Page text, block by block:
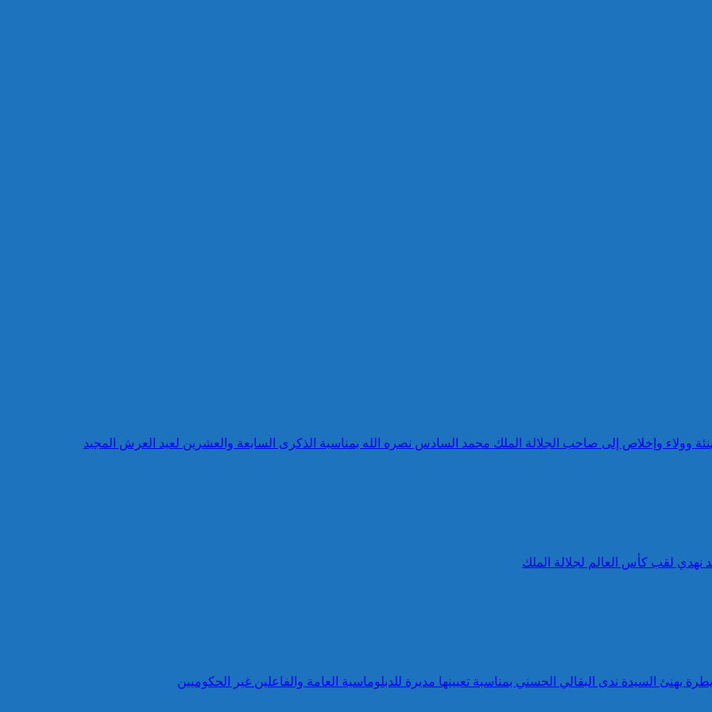
وولاء وإخلاص إلى صاحب الجلالة الملك محمد السادس نصره الله بمناسبة الذكرى السابعة والعشرين لعيد العرش المجيد
نهدي لقب كأس العالم لجلالة الملك
يهنئ السيدة ندى البقالي الحسني بمناسبة تعيينها مديرة للدبلوماسية العامة والفاعلين غير الحكوميين